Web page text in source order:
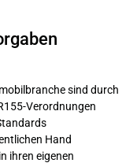
sind durch
Verordnungen
Hand
ihren eigenen